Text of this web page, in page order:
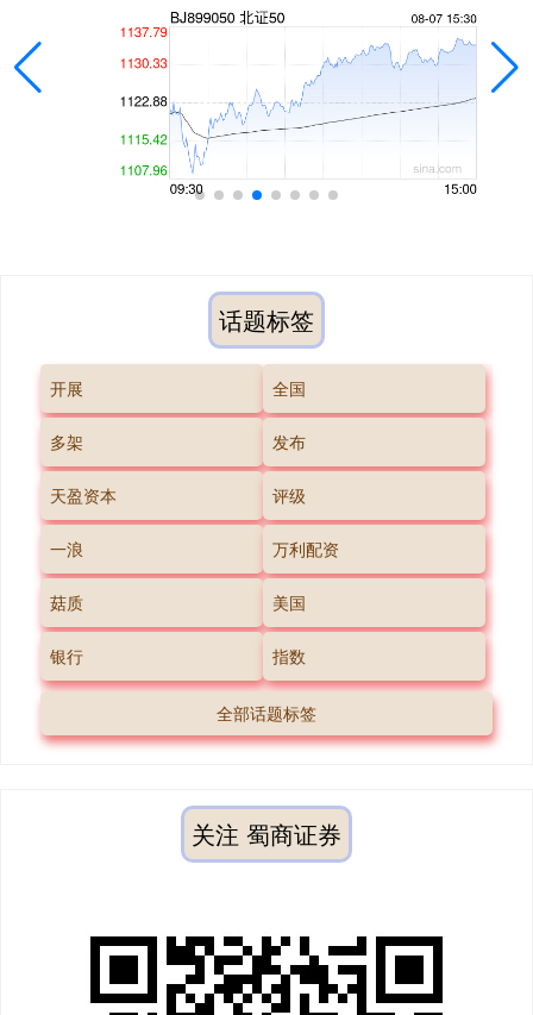
话题标签
开展 全国
多架 发布
天盈资本 评级
一浪 万利配资
菇质 美国
银行 指数
全部话题标签
关注 蜀商证券